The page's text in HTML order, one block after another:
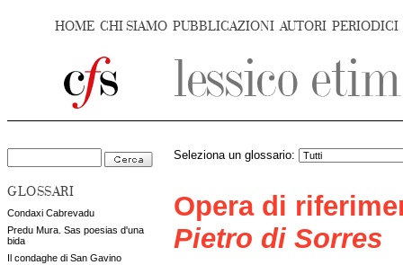
HOME CHI SIAMO PUBBLICAZIONI AUTORI PERIODICI
GLOSSARI
Condaxi Cabrevadu
Predu Mura. Sas poesias d'una
bida
Il condaghe di San Gavino
Seleziona un glossario:
Opera di
Pietro di Sorres